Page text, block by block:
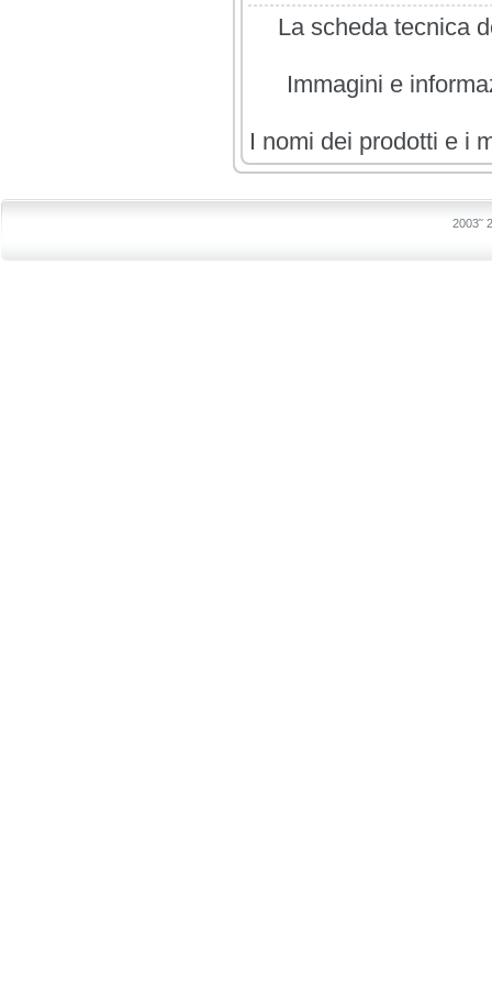
La scheda tecnica
Immagini e
I nomi dei prodotti e i
2003˜